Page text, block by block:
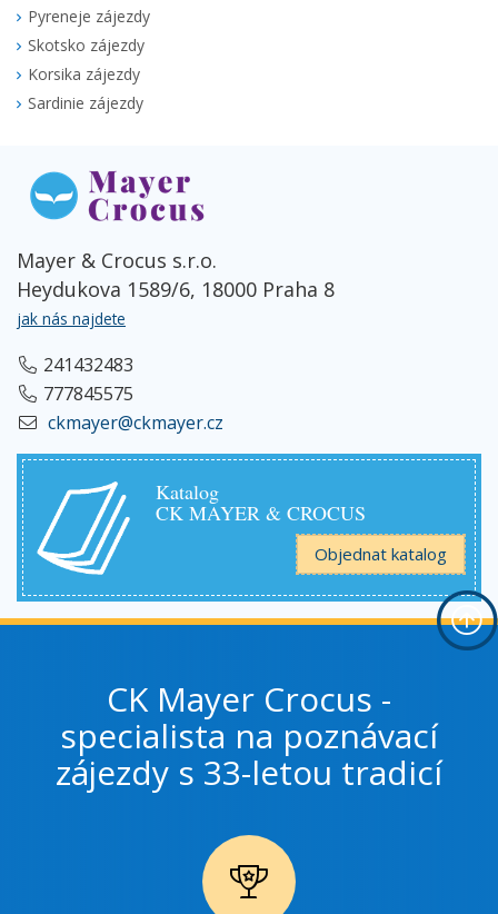
Pyreneje zájezdy
Skotsko zájezdy
Korsika zájezdy
Sardinie zájezdy
Mayer & Crocus s.r.o.
Heydukova 1589/6, 18000 Praha 8
jak nás najdete
241432483
777845575
ckmayer@ckmayer.cz
Katalog
CK MAYER & CROCUS
Objednat katalog
CK Mayer Crocus -
specialista na poznávací
zájezdy s 33-letou tradicí